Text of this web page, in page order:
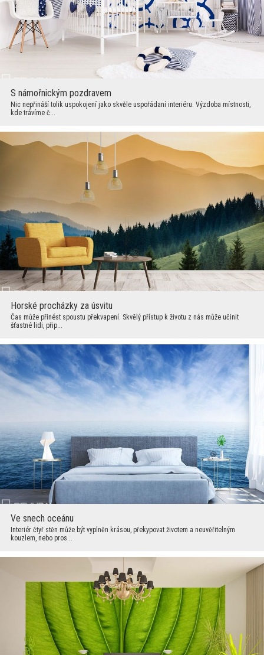
S námořnickým pozdravem
Nic nepřináší tolik uspokojení jako skvěle uspořádaní interiéru. Výzdoba místnosti,
kde trávíme č...
Horské procházky za úsvitu
Čas může přinést spoustu překvapení. Skvělý přístup k životu z nás může učinit
šťastné lidi, přip...
Ve snech oceánu
Interiér čtyř stěn může být vyplněn krásou, překypovat životem a neuvěřitelným
kouzlem, nebo pros...